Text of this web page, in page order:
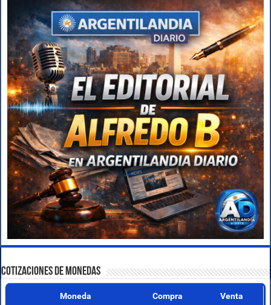
COTIZACIONES DE MONEDAS
Moneda Compra Venta